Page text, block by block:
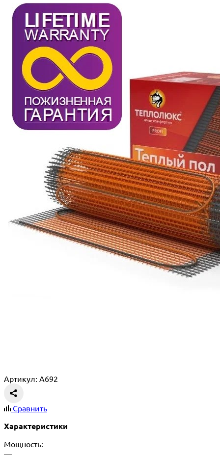
Артикул: A692
Сравнить
Характеристики
Мощность:
—